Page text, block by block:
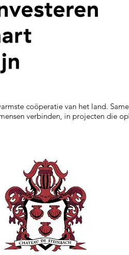
coöperatie van het land.
verbinden, in projecten die